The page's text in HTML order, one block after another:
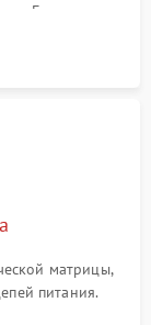
Бережная
матрицы,
питания.
памяти и